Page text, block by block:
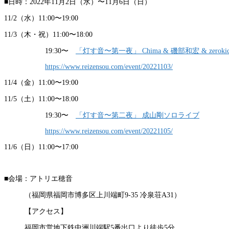
■日時：2022年11月2日（水）〜11月6日（日）
11/2（水）11:00〜19:00
11/3（木・祝）11:00〜18:00
19:30〜 「灯す音〜第一夜」 Chima & 磯部和宏 &
https://www.reizensou.com/event/20221103/
11/4（金）11:00〜19:00
11/5（土）11:00〜18:00
19:30〜 「灯す音〜第二夜」 成山剛ソロライブ
https://www.reizensou.com/event/20221105/
11/6（日）11:00〜17:00
■会場：アトリエ穂音
（福岡県福岡市博多区上川端町9-35 冷泉荘A31）
【アクセス】